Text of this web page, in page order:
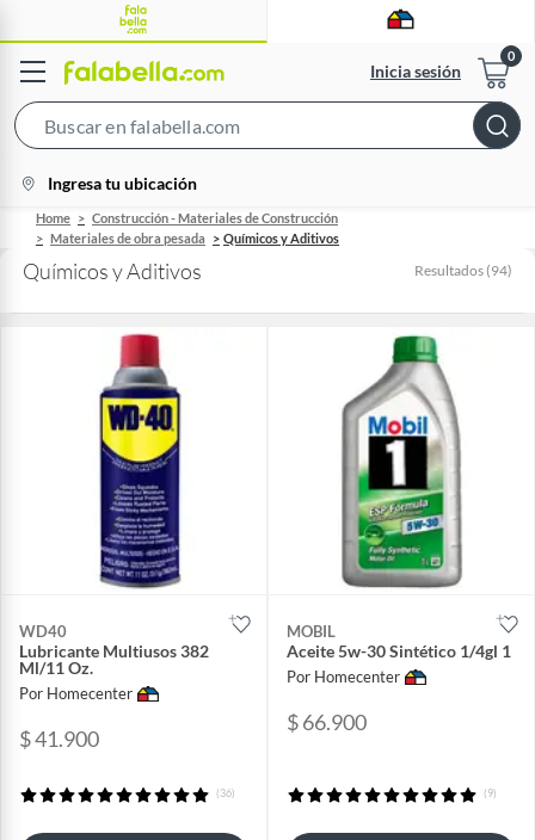
Inicia sesión
Bar
location-
icon
Ingresa tu ubicación
Home
Construcción - Materiales de Construcción
Materiales de obra pesada
Químicos y Aditivos
Químicos y Aditivos Resultados (94)
WD40
Lubricante Multiusos 382
Ml/11 Oz.
Por Homecenter
$ 41.900
(36)
MOBIL
Aceite 5w-30 Sintético 1/4gl 1
Por Homecenter
$ 66.900
(9)